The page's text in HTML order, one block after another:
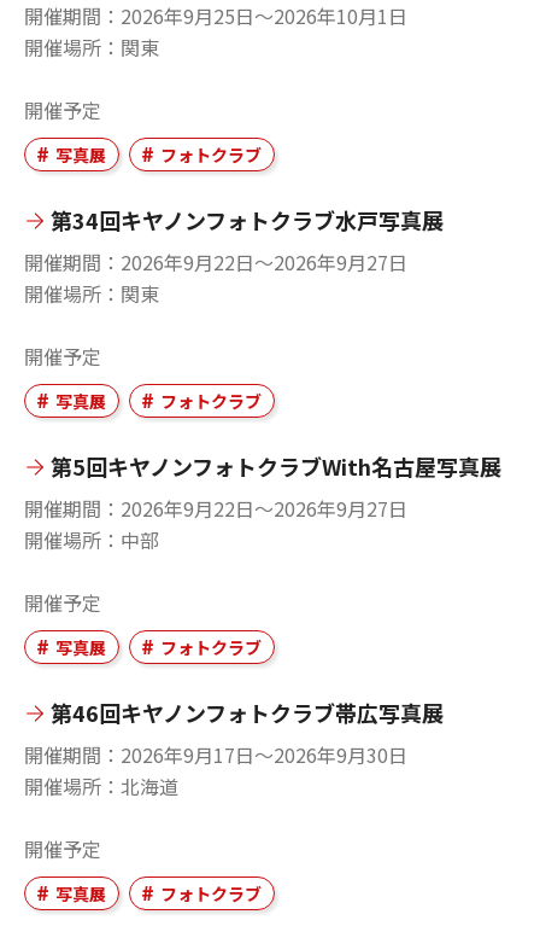
開催期間
2026年9月25日〜2026年10月1日
開催場所
関東
開催予定
写真展 フォトクラブ
第34回キヤノンフォトクラブ水戸写真展
開催期間
2026年9月22日〜2026年9月27日
開催場所
関東
開催予定
写真展 フォトクラブ
第5回キヤノンフォトクラブWith名古屋写真展
開催期間
2026年9月22日〜2026年9月27日
開催場所
中部
開催予定
写真展 フォトクラブ
第46回キヤノンフォトクラブ帯広写真展
開催期間
2026年9月17日〜2026年9月30日
開催場所
北海道
開催予定
写真展 フォトクラブ